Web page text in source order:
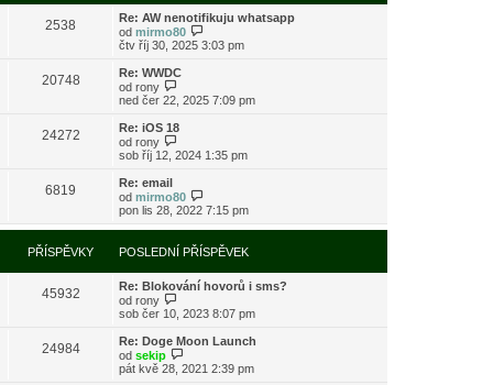
s
l
e
d
ř
í
ě
v
k
i
t
p
o
d
ř
í
p
ě
v
e
2538
Re: AW nenotifikuju whatsapp
od mirmo80
o
z
i
o
s
n
í
ř
s
p
ě
v
k
čtv říj 30, 2025 3:03 pm
20748
Re: WWDC
od rony
o
r
z
i
p
o
s
l
e
d
í
ř
s
p
ě
v
ned čer 22, 2025 7:09 pm
24272
Re: iOS 18
od rony
o
a
z
i
t
p
o
s
l
d
í
p
ř
í
sob říj 12, 2024 1:35 pm
6819
Re: email
od mirmo80
o
r
a
z
i
t
o
l
d
pon lis 28, 2022 7:15 pm
PŘÍSPĚVKY POSLEDNÍ PŘÍSPĚVEK
45932
Re: Blokování hovorů i sms?
od rony
o
r
a
z
sob čer 10, 2023 8:07 pm
24984
Re: Doge Moon Launch
od sekip
o
pát kvě 28, 2021 2:39 pm